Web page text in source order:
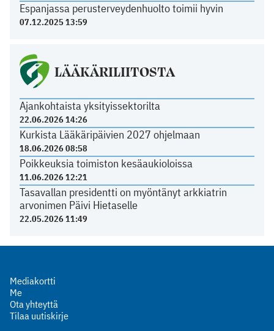
Espanjassa perusterveydenhuolto toimii hyvin
07.12.2025 13:59
LÄÄKÄRILIITOSTA
Ajankohtaista yksityissektorilta
22.06.2026 14:26
Kurkista Lääkäripäivien 2027 ohjelmaan
18.06.2026 08:58
Poikkeuksia toimiston kesäaukioloissa
11.06.2026 12:21
Tasavallan presidentti on myöntänyt arkkiatrin
arvonimen Päivi Hietaselle
22.05.2026 11:49
Mediakortti
Me
Ota yhteyttä
Tilaa uutiskirje